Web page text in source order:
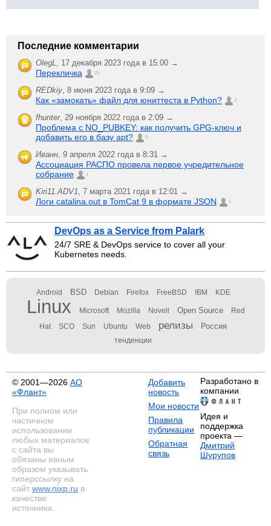
Последние комментарии
OlegL, 17 декабря 2023 года в 15:00 →
Перекличка 21
REDkiy, 8 июня 2023 года в 9:09 →
Как «замокать» файл для юниттеста в Python? 2
fhunter, 29 ноября 2022 года в 2:09 →
Проблема с NO_PUBKEY: как получить GPG-ключ и
добавить его в базу apt?
6
Иванн, 9 апреля 2022 года в 8:31 →
Ассоциация РАСПО провела первое учредительное
собрание
1
Kiri11.ADV1, 7 марта 2021 года в 12:01 →
Логи catalina.out в TomCat 9 в формате JSON 1
DevOps as a Service from Palark
24/7 SRE & DevOps service to cover all your
Kubernetes needs.
Android BSD Debian Firefox FreeBSD IBM KDE
Linux Microsoft Mozilla Novell Open Source Red
Hat SCO Sun Ubuntu Web релизы Россия
тенденции
© 2001—2026 АО
«Флант»
При полном или
частичном
использовании
любых материалов
с сайта вы
обязаны явным
образом указывать
гиперссылку на
сайт www.nixp.ru в
качестве
источника.
Добавить
новость
Мои новости
Правила
публикации
Обратная
связь
Разработано в
компании
Идея и
поддержка
проекта —
Дмитрий
Шурупов